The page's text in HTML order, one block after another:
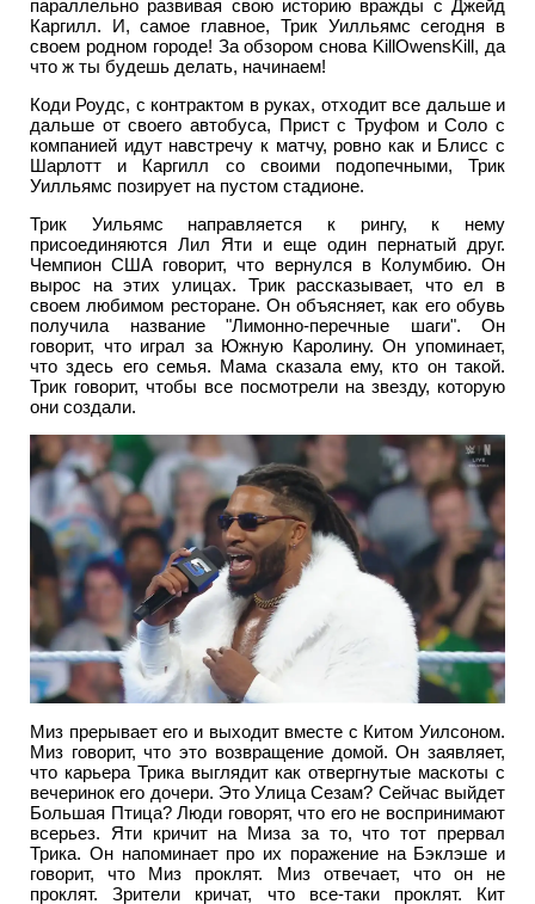
параллельно развивая свою историю вражды с Джейд
Каргилл. И, самое главное, Трик Уилльямс сегодня в
своем родном городе! За обзором снова KillOwensKill, да
что ж ты будешь делать, начинаем!
Коди Роудс, с контрактом в руках, отходит все дальше и
дальше от своего автобуса, Прист с Труфом и Соло с
компанией идут навстречу к матчу, ровно как и Блисс с
Шарлотт и Каргилл со своими подопечными, Трик
Уилльямс позирует на пустом стадионе.
Трик Уильямс направляется к рингу, к нему
присоединяются Лил Яти и еще один пернатый друг.
Чемпион США говорит, что вернулся в Колумбию. Он
вырос на этих улицах. Трик рассказывает, что ел в
своем любимом ресторане. Он объясняет, как его обувь
получила название "Лимонно-перечные шаги". Он
говорит, что играл за Южную Каролину. Он упоминает,
что здесь его семья. Мама сказала ему, кто он такой.
Трик говорит, чтобы все посмотрели на звезду, которую
они создали.
Миз прерывает его и выходит вместе с Китом Уилсоном.
Миз говорит, что это возвращение домой. Он заявляет,
что карьера Трика выглядит как отвергнутые маскоты с
вечеринок его дочери. Это Улица Сезам? Сейчас выйдет
Большая Птица? Люди говорят, что его не воспринимают
всерьез. Яти кричит на Миза за то, что тот прервал
Трика. Он напоминает про их поражение на Бэклэше и
говорит, что Миз проклят. Миз отвечает, что он не
проклят. Зрители кричат, что все-таки проклят. Кит